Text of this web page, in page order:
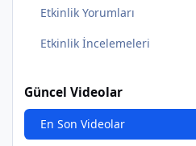
Etkinlik Yorumları
Etkinlik İncelemeleri
Güncel Videolar
En Son Videolar